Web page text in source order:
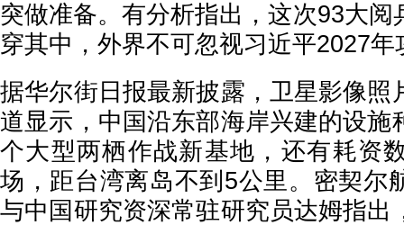
突做准备。有分析指出，这次93大阅
穿其中，外界不可忽视习近平2027
据华尔街日报最新披露，卫星影像照
道显示，中国沿东部海岸兴建的设施
个大型两栖作战新基地，还有耗资
场，距台湾离岛不到5公里。密契尔
与中国研究资深常驻研究员达姆指出